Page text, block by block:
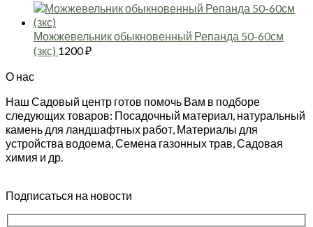
Можжевельник обыкновенный Репанда 50-60см
(зкс) 1200₽
О нас
Наш Садовый центр готов помочь Вам в подборе
следующих товаров: Посадочный материал, натуральный
камень для ландшафтных работ, Материалы для
устройства водоема, Семена газонных трав, Садовая
химия и др.
Подписаться на новости